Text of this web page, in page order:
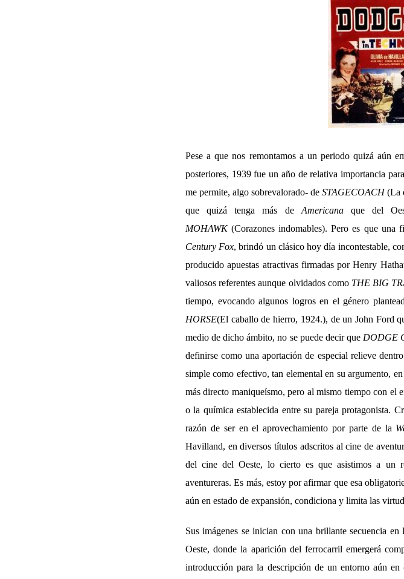
Pese a que nos remontamos a un periodo quizá aún
posteriores, 1939 fue un año de relativa importancia
me permite, algo sobrevalorado- de STAGECOACH(La
que quizá tenga más de Americanaque del
MOHAWK(Corazones indomables). Pero es que
Century Fox, brindó un clásico hoy día incontestable,
producido apuestas atractivas firmadas por Henry
valiosos referentes aunque olvidados como THE BIG
tiempo, evocando algunos logros en el género
HORSE(El caballo de hierro, 1924.), de un John Ford
medio de dicho ámbito, no se puede decir que DODGE
definirse como una aportación de especial relieve
simple como efectivo, tan elemental en su argumento,
más directo maniqueísmo, pero al mismo tiempo con el
o la química establecida entre su pareja protagonista.
razón de ser en el aprovechamiento por parte de la
Havilland, en diversos títulos adscritos al cine de
del cine del Oeste, lo cierto es que asistimos a un
aventureras. Es más, estoy por afirmar que esa
aún en estado de expansión, condiciona y limita las
Sus imágenes se inician con una brillante secuencia
Oeste, donde la aparición del ferrocarril emergerá
introducción para la descripción de un entorno aún